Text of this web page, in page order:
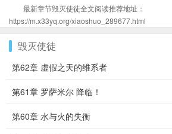
最新章节毁灭使徒全文阅读推荐地址：
https://m.x33yq.org/xiaoshuo_289677.html
毁灭使徒
第62章 虚假之天的维系者
第61章 罗萨米尔 降临！
第60章 水与火的失衡